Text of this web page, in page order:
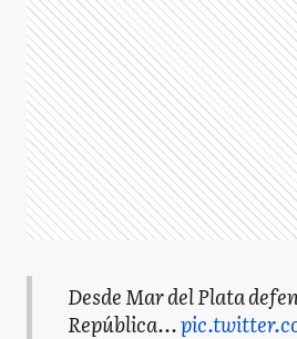
Desde Mar del Plata
República...